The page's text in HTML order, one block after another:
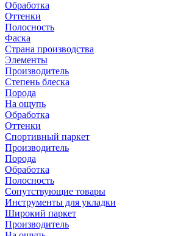
Обработка
Оттенки
Полосность
Фаска
Страна производства
Элементы
Производитель
Степень блеска
Порода
На ощупь
Обработка
Оттенки
Спортивный паркет
Производитель
Порода
Обработка
Полосность
Сопутствующие товары
Инструменты для укладки
Широкий паркет
Производитель